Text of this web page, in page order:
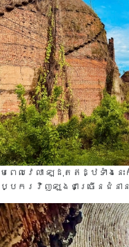
ពេលវេលា ឡដុតឥដ្ឋទាំងន
ករវិញឡុងជាច្រើនជំនា